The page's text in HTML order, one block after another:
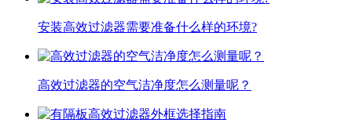
安装高效过滤器需要准备什么样的环境?
高效过滤器的空气洁净度怎么测量呢？